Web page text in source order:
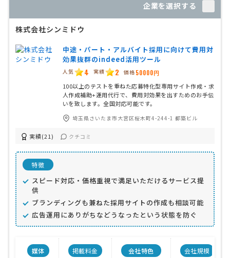
企業を選択する
株式会社シンミドウ
中途・パート・アルバイト採用に向けて費用対
効果抜群のindeed活用ツール
人気 4 実績 2 価格 50000円
100以上のテストを重ねた応募特化型専用サイト作成・求
人作成補助+運用代行で、費用対効果を出すためのお手伝
いを致します。全国対応可能です。
埼玉県さいたま市大宮区桜木町4-244-1 都築ビル
実績(21) クチコミ
特徴
スピード対応・価格重視で満足いただけるサービス提
供
ブランディングも兼ねた採用サイトの作成も相談可能
広告運用にありがちなどうなったという状態を防ぐ
媒体
掲載料金
会社特色
会社規模